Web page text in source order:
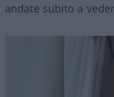
andate subito a